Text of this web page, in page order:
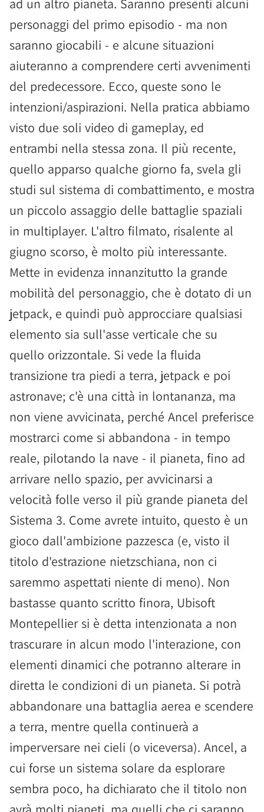
ad un altro pianeta. Saranno presenti alcuni
personaggi del primo episodio - ma non
saranno giocabili - e alcune situazioni
aiuteranno a comprendere certi avvenimenti
del predecessore. Ecco, queste sono le
intenzioni/aspirazioni. Nella pratica abbiamo
visto due soli video di gameplay, ed
entrambi nella stessa zona. Il più recente,
quello apparso qualche giorno fa, svela gli
studi sul sistema di combattimento, e mostra
un piccolo assaggio delle battaglie spaziali
in multiplayer. L'altro filmato, risalente al
giugno scorso, è molto più interessante.
Mette in evidenza innanzitutto la grande
mobilità del personaggio, che è dotato di un
jetpack, e quindi può approcciare qualsiasi
elemento sia sull'asse verticale che su
quello orizzontale. Si vede la fluida
transizione tra piedi a terra, jetpack e poi
astronave; c'è una città in lontananza, ma
non viene avvicinata, perché Ancel preferisce
mostrarci come si abbandona - in tempo
reale, pilotando la nave - il pianeta, fino ad
arrivare nello spazio, per avvicinarsi a
velocità folle verso il più grande pianeta del
Sistema 3. Come avrete intuito, questo è un
gioco dall'ambizione pazzesca (e, visto il
titolo d'estrazione nietzschiana, non ci
saremmo aspettati niente di meno). Non
bastasse quanto scritto finora, Ubisoft
Montepellier si è detta intenzionata a non
trascurare in alcun modo l'interazione, con
elementi dinamici che potranno alterare in
diretta le condizioni di un pianeta. Si potrà
abbandonare una battaglia aerea e scendere
a terra, mentre quella continuerà a
imperversare nei cieli (o viceversa). Ancel, a
cui forse un sistema solare da esplorare
sembra poco, ha dichiarato che il titolo non